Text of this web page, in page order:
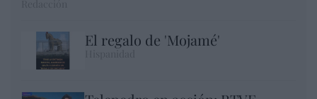
El regalo de 'Mojamé'